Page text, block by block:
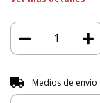
Entregas para el CP:
Medios de envío